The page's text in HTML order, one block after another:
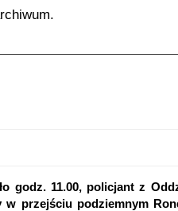
godz. 11.00, policjant z
przejściu podziemnym